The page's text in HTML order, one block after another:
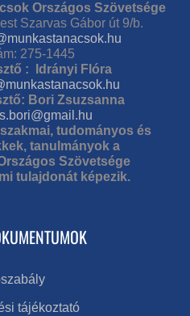
Országos Szövetsége
Szarvas Gábor út 9/b.
275-1445
: Idrányi Flóra
Bori Zsuzsanna
tudományos és
tanulmányok a
Szövetsége
tulajdonát képezik.
tájékoztató